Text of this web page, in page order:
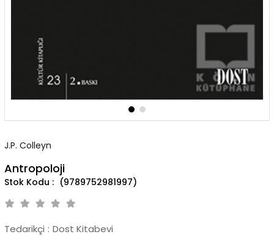
J.P. Colleyn
Antropoloji
(9789752981997)
Tedarikçi : Dost Kitabevi